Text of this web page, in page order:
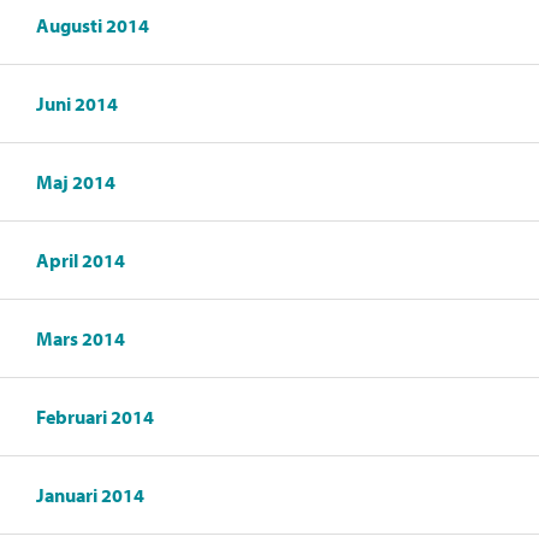
Augusti 2014
Juni 2014
Maj 2014
April 2014
Mars 2014
Februari 2014
Januari 2014